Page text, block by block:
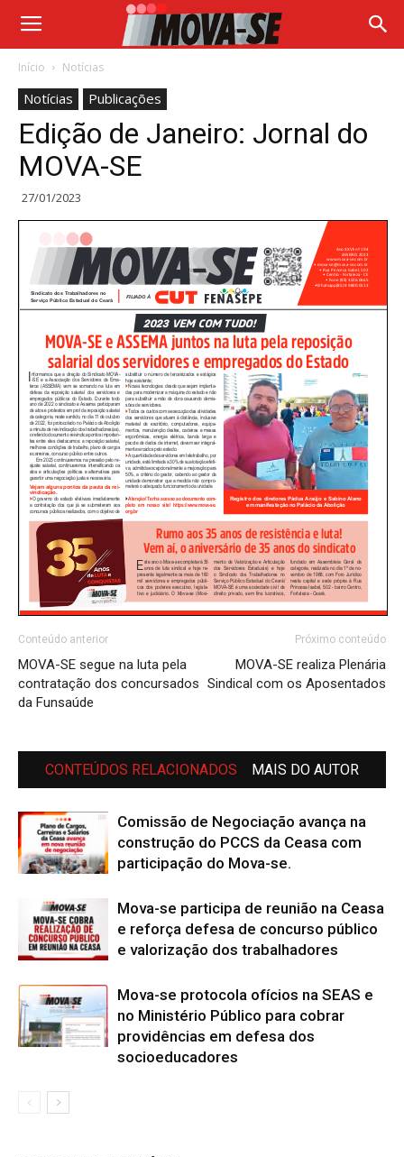
Início Notícias
Notícias Publicações
Edição de Janeiro: Jornal do
MOVA-SE
27/01/2023
Conteúdo anterior
MOVA-SE segue na luta pela
contratação dos concursados
da Funsaúde
Próximo conteúdo
MOVA-SE realiza Plenária
Sindical com os Aposentados
CONTEÚDOS RELACIONADOS MAIS DO AUTOR
Comissão de Negociação avança na
construção do PCCS da Ceasa com
participação do Mova-se.
Mova-se participa de reunião na Ceasa
e reforça defesa de concurso público
e valorização dos trabalhadores
Mova-se protocola ofícios na SEAS e
no Ministério Público para cobrar
providências em defesa dos
socioeducadores